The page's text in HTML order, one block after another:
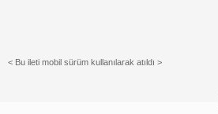
< Bu ileti mobil sürüm kullanılarak atıldı >